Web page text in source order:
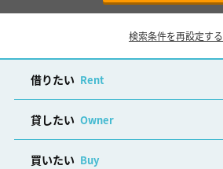
検索条件を再設定する
借りたい Rent
貸したい Owner
買いたい Buy